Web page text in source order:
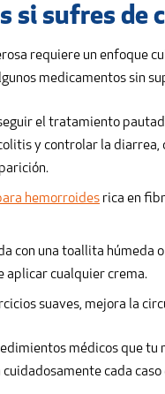
si sufres de
requiere un enfoque
medicamentos sin
el tratamiento
y controlar la diarrea,
hemorroides rica en
con una toallita húmeda
aplicar cualquier crema.
suaves, mejora la
médicos que tu
cada